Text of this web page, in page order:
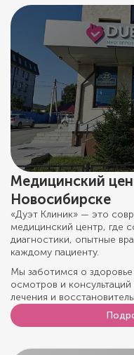
Медицинский
Новосибирске
«Дуэт Клиник» — это
медицинский центр, где
диагностики, опытные
каждому пациенту.
Мы заботимся о
осмотров и
лечения и